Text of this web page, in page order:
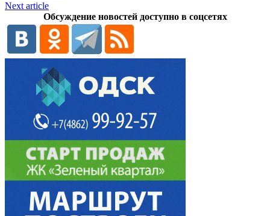
Next article
Обсуждение новостей доступно в соцсетях